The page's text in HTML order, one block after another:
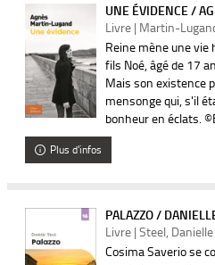
UNE ÉVIDENCE /
Livre | Martin-
Reine mène une vie
fils Noé, âgé de 17
Mais son existence
mensonge qui, s'il
bonheur en éclats.
Plus d'infos
PALAZZO /
Livre | Steel,
Cosima Saverio se